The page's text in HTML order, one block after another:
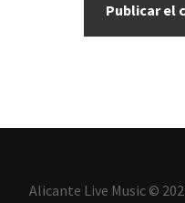
Alicante Live Music ©